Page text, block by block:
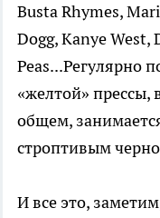
Busta Rhymes,
Dogg, Kanye West,
Peas...Регулярно
«желтой» прессы,
общем,
строптивым
И все это,